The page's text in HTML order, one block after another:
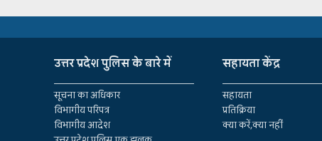
उत्तर प्रदेश पुलिस के बारे में
सूचना का अधिकार
विभागीय परिपत्र
विभागीय आदेश
सहायता केंद्र
सहायता
प्रतिक्रिया
क्या करें,क्या नहीं